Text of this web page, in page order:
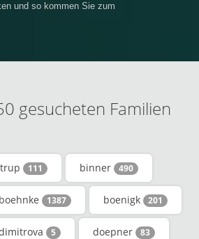
und so kommen Sie zum
gesucheten Familien
111 binner 490
boehnke 1387 boenigk 201
5 doepner 83